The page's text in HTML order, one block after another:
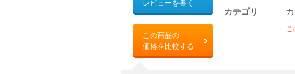
レビューを書く
この商品の
価格を比較する
カテゴリ